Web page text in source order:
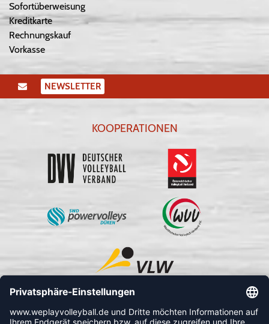
Sofortüberweisung
Kreditkarte
Rechnungskauf
Vorkasse
NEWSLETTER
KOOPERATIONEN